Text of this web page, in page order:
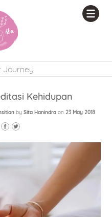
Journey
Kehidupan
by Sita Hanindraon 23 May 2018